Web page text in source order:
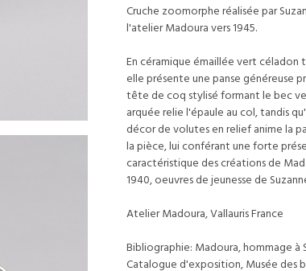
Cruche zoomorphe réalisée par
l'atelier Madoura vers 1945.
En céramique émaillée vert céladon
elle présente une panse généreuse
tête de coq stylisé formant le bec
arquée relie l'épaule au col, tandis
décor de volutes en relief anime la
la pièce, lui conférant une forte
caractéristique des créations de
1940, oeuvres de jeunesse de
Atelier Madoura, Vallauris France
Bibliographie: Madoura, hommage à
Catalogue d'exposition, Musée des